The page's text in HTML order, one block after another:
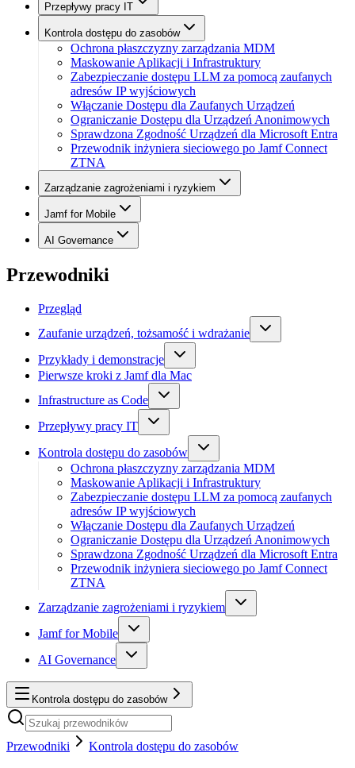
Przepływy pracy IT
Kontrola dostępu do zasobów
Ochrona płaszczyzny zarządzania MDM
Maskowanie Aplikacji i Infrastruktury
Zabezpieczanie dostępu LLM za pomocą zaufanych
adresów IP wyjściowych
Włączanie Dostępu dla Zaufanych Urządzeń
Ograniczanie Dostępu dla Urządzeń Anonimowych
Sprawdzona Zgodność Urządzeń dla Microsoft Entra
Przewodnik inżyniera sieciowego po Jamf Connect
ZTNA
Zarządzanie zagrożeniami i ryzykiem
Jamf for Mobile
AI Governance
Przewodniki
Przegląd
Zaufanie urządzeń, tożsamość i wdrażanie
Przykłady i demonstracje
Pierwsze kroki z Jamf dla Mac
Infrastructure as Code
Przepływy pracy IT
Kontrola dostępu do zasobów
Ochrona płaszczyzny zarządzania MDM
Maskowanie Aplikacji i Infrastruktury
Zabezpieczanie dostępu LLM za pomocą zaufanych
adresów IP wyjściowych
Włączanie Dostępu dla Zaufanych Urządzeń
Ograniczanie Dostępu dla Urządzeń Anonimowych
Sprawdzona Zgodność Urządzeń dla Microsoft Entra
Przewodnik inżyniera sieciowego po Jamf Connect
ZTNA
Zarządzanie zagrożeniami i ryzykiem
Jamf for Mobile
AI Governance
Kontrola dostępu do zasobów
Przewodniki Kontrola dostępu do zasobów